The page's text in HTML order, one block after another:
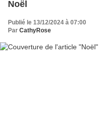
Noël
Publié le 13/12/2024 à 07:00
Par CathyRose